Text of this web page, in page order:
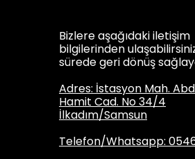
Bizlere aşağıdaki iletişim
bilgilerinden
sürede geri dönüş
Adres: İstasyon Mah.
Hamit Cad. No 34/4
İlkadım/Samsun
Telefon/Whatsapp: